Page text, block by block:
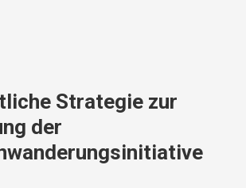
Strategie zur
der